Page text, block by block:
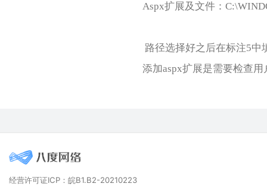
Aspx扩展及文件：
路径选择好之后在标注5中
添加aspx扩展是需要检查用
经营许可证ICP：皖B1.B2-20210223